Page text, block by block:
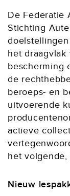
De Federatie
Stichting
het
bescherming
de
beroeps- en
uitvoerende
actieve
het
Nieuw